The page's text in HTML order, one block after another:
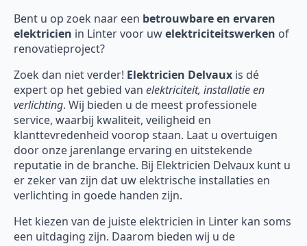
Bent u op zoek naar een betrouwbare en ervaren
elektricien in Linter voor uwelektriciteitswerken of
renovatieproject?
Zoek dan niet verder! Elektricien Delvaux is dé
expert op het gebied van elektriciteit, installatie en
verlichting. Wij bieden u de meest professionele
service, waarbij kwaliteit, veiligheid en
klanttevredenheid voorop staan. Laat u overtuigen
door onze jarenlange ervaring en uitstekende
reputatie in de branche. Bij Elektricien Delvaux kunt u
er zeker van zijn dat uw elektrische installaties en
verlichting in goede handen zijn.
Het kiezen van de juiste elektricien in Linter kan soms
een uitdaging zijn. Daarom bieden wij u de